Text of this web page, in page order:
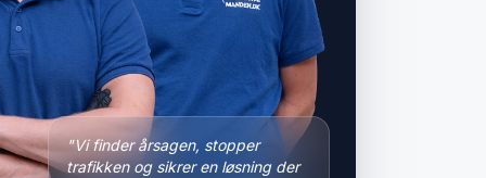
"Vi finder årsagen, stopper
trafikken og sikrer en løsning der